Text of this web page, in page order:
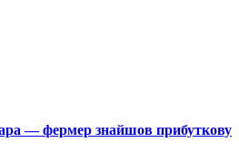
— фермер знайшов прибуткову